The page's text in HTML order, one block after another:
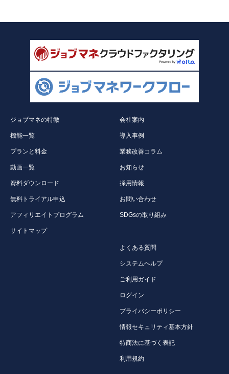
ジョブマネの特徴
機能一覧
プランと料金
動画一覧
資料ダウンロード
無料トライアル申込
アフィリエイトプログラム
サイトマップ
会社案内
導入事例
業務改善コラム
お知らせ
採用情報
お問い合わせ
SDGsの取り組み
よくある質問
システムヘルプ
ご利用ガイド
ログイン
プライバシーポリシー
情報セキュリティ基本方針
特商法に基づく表記
利用規約